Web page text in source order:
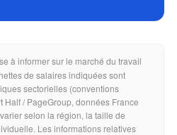
à informer sur le marché du travail
de salaires indiquées sont
sectorielles (conventions
/ PageGroup, données France
selon la région, la taille de
Les informations relatives